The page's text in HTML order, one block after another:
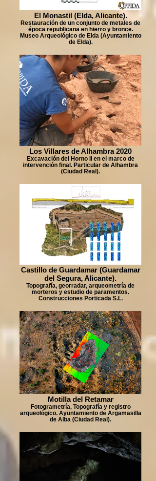
El Monastil (Elda, Alicante).
Restauración de un conjunto de metales de
época republicana en hierro y bronce.
Museo Arqueológico de Elda (Ayuntamiento
de Elda).
Los Villares de Alhambra 2020
Excavación del Horno II en el marco de
intervención final. Particular de Alhambra
(Ciudad Real).
Castillo de Guardamar (Guardamar
del Segura, Alicante).
Topografía, georradar, arqueometría de
morteros y estudio de paramentos.
Construcciones Porticada S.L.
Motilla del Retamar
Fotogrametría, Topografía y registro
arqueológico. Ayuntamiento de Argamasilla
de Alba (Ciudad Real).